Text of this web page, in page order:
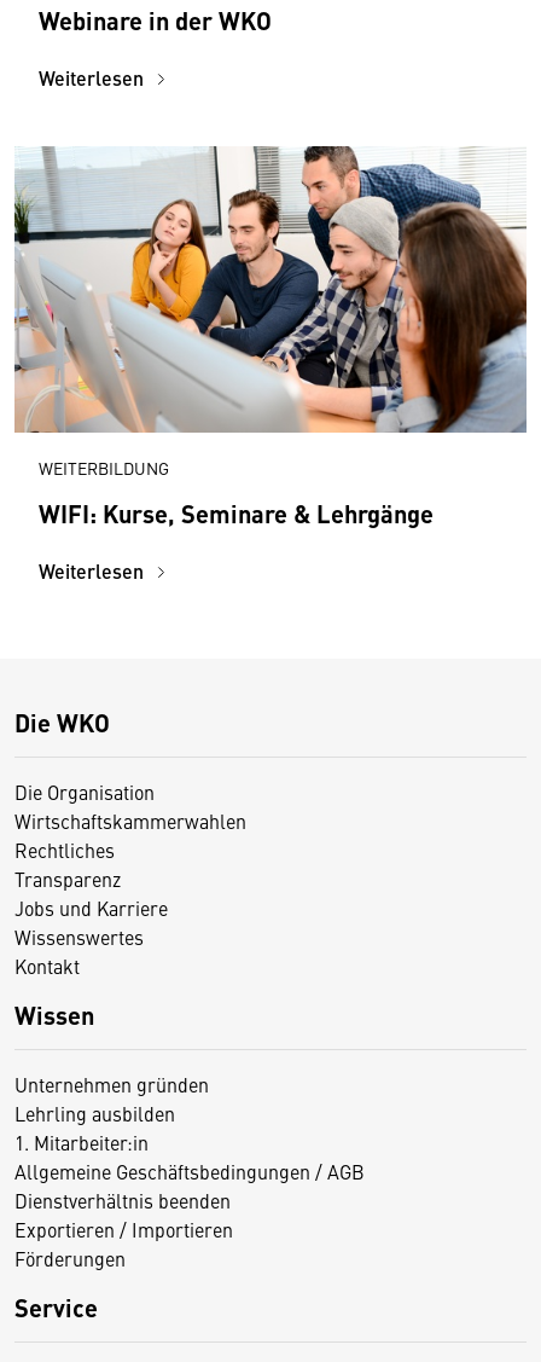
Webinare in der WKO
Weiterlesen
WEITERBILDUNG
WIFI: Kurse, Seminare & Lehrgänge
Weiterlesen
Die WKO
Die Organisation
Wirtschaftskammerwahlen
Rechtliches
Transparenz
Jobs und Karriere
Wissenswertes
Kontakt
Wissen
Unternehmen gründen
Lehrling ausbilden
1. Mitarbeiter:in
Allgemeine Geschäftsbedingungen / AGB
Dienstverhältnis beenden
Exportieren / Importieren
Förderungen
Service